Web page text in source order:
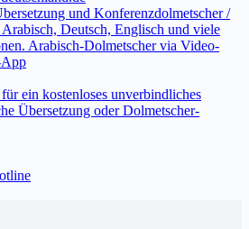
und Konferenzdolmetscher /
Deutsch, Englisch und viele
Arabisch-Dolmetscher via Video-
App
ein kostenloses unverbindliches
Übersetzung oder Dolmetscher-